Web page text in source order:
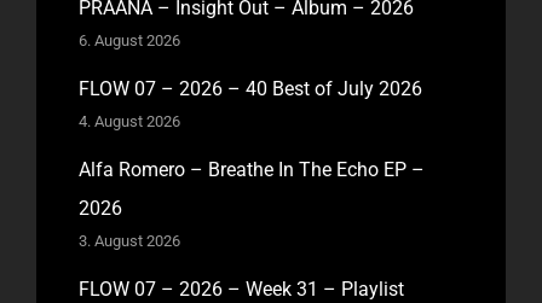
PRAANA – Insight Out – Album – 2026
6. August 2026
FLOW 07 – 2026 – 40 Best of July 2026
4. August 2026
Alfa Romero – Breathe In The Echo EP –
2026
3. August 2026
FLOW 07 – 2026 – Week 31 – Playlist